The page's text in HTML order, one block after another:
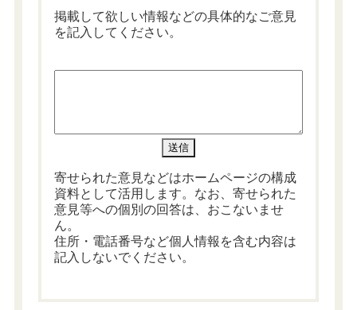
掲載して欲しい情報などの具体的なご意見
を記入してください。
寄せられた意見などはホームページの構成
資料として活用します。なお、寄せられた
意見等への個別の回答は、おこないませ
ん。
住所・電話番号など個人情報を含む内容は
記入しないでください。